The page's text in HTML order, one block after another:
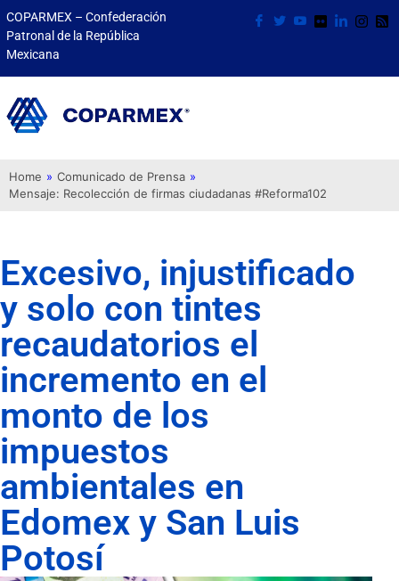
COPARMEX – Confederación
Patronal de la República
Mexicana
Home » Comunicado de Prensa »
Mensaje: Recolección de firmas ciudadanas #Reforma102
Excesivo, injustificado
y solo con tintes
recaudatorios el
incremento en el
monto de los
impuestos
ambientales en
Edomex y San Luis
Potosí